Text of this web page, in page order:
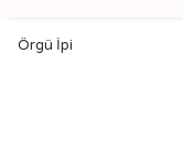
Örgü İpi